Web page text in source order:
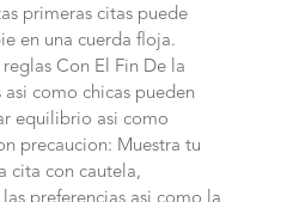
primeras citas puede
en una cuerda floja.
Con El Fin De la
como chicas pueden
equilibrio asi­ como
precaucion: Muestra tu
cita con cautela,